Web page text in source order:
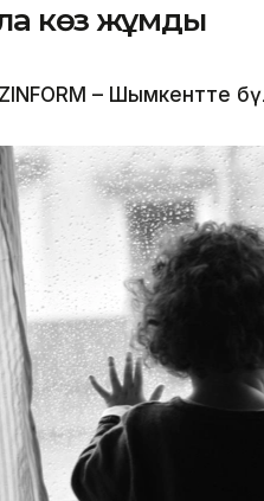
көз жұмды
– Шымкентте